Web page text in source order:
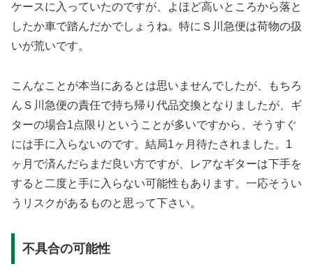
ケースに入っていたのですが、よほど高いところから落と
したか車で踏んだかでしょうね。特にＳ川急便は荷物の扱
いが荒いです。
こんなことが本当にあるとは思いませんでしたが、もちろ
んＳ川急便の責任で持ち帰り代品交換となりましたが、ギ
ターの場合1点限りということが多いですから、そうすぐ
には手に入らないのです。結局1ヶ月待たされました。1
ヶ月で済んだらまだ良い方ですが、レアなギターは下手を
すると二度と手に入らない可能性もあります。一応そうい
うリスクがあるものと思って下さい。
不具合の可能性